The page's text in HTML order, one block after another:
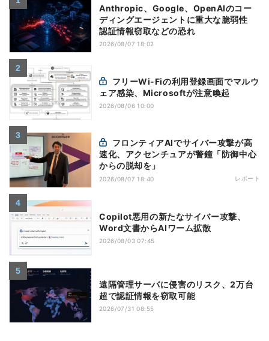
Anthropic、Google、OpenAIのコー
ディングエージェントに重大な脆弱性
認証情報窃取などの恐れ
2026/08/07 18:02
ェア感染、Microsoftが注意喚起
2026/08/06 10:00
速化、アクセンチュアが警鐘「防御中心
からの脱却を」
2026/08/07 18:40 レポート
Copilot悪用の新たなサイバー攻撃、
Word文書からAIワーム拡散
2026/08/03 07:45
遠隔管理サーバに侵害のリスク、2万台
超で認証情報を窃取可能
2026/07/31 08:55